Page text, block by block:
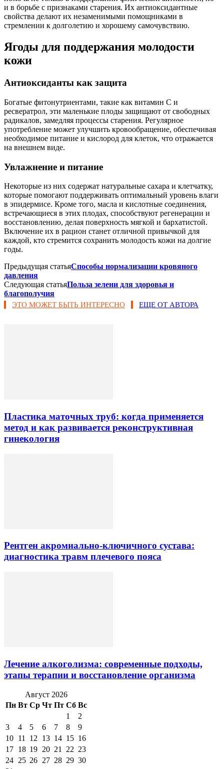
и в борьбе с признаками старения. Их антиоксидантные
свойства делают их незаменимыми помощниками в
стремлении к долголетию и хорошему самочувствию.
Ягоды для поддержания молодости
кожи
Антиоксиданты как защита
Богатые фитонутриентами, такие как витамин C и
ресвератрол, эти маленькие плоды защищают от свободных
радикалов, замедляя процессы старения. Регулярное
употребление может улучшить кровообращение, обеспечивая
необходимое питание и кислород для клеток, что отражается
на внешнем виде.
Увлажнение и питание
Некоторые из них содержат натуральные сахара и клетчатку,
которые помогают поддерживать оптимальный уровень влаги
в эпидермисе. Кроме того, масла и кислотные соединения,
встречающиеся в этих плодах, способствуют регенерации и
восстановлению, делая поверхность мягкой и бархатистой.
Включение их в рацион станет отличной привычкой для
каждой, кто стремится сохранить молодость кожи на долгие
годы.
Предыдущая статьяСпособы нормализации кровяного
давления
Следующая статьяПольза зелени для здоровья и
благополучия
ЭТО МОЖЕТ БЫТЬ ИНТЕРЕСНО ЕЩЕ ОТ АВТОРА
Пластика маточных труб: когда применяется
метод и как развивается реконструктивная
гинекология
Рентген акромиально-ключичного сустава:
диагностика травм плечевого пояса
Лечение алкоголизма: современные подходы,
этапы терапии и восстановление организма
Август 2026
Пн Вт Ср Чт Пт Сб Вс
1
2
3
4 5 6 7 8
9
10 11 12 13 14 15 16
17 18 19 20 21 22 23
24 25 26 27 28 29 30